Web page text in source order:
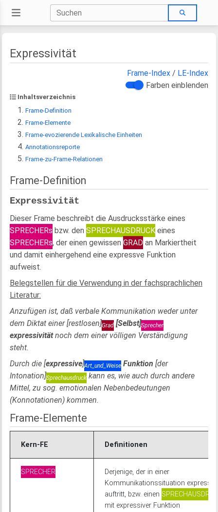
Expressivität
Frame-Index / LE-Index
Farben einblenden
Inhaltsverzeichnis
Frame-Definition
Frame-Elemente
Frame-evozierende Lexikalische Einheiten
Annotationsreporte
Frame-zu-Frame-Relationen
Frame-Definition
Expressivität
Dieser Frame beschreibt die Ausdrucksstärke eines
SPRECHERs bzw. den SPRECHAUSDRUCK eines
SPRECHERs, der einen gewissen GRAD an Markiertheit
und damit einhergehend eine expressve Funktion
aufweist.
Belegstellen für die Verwendung in der fachsprachlichen
Literatur:
Anzufügen ist, daß verbale Kommunikation weder unter
dem Diktat einer [restlosen]Grad [Selbst]Sprecher
expressivitätnoch dem einer völligen Verständigung
steht.
Durch die [expressive]Art_und_Weise Funktion [der
Intonation]Sprechausdruck kann es, wie auch durch andere
Mittel, zu sog. emotionalen Nebenbedeutungen
(Konnotationen) kommen.
Frame-Elemente
Kern-FE Definitionen
SPRECHER
Derjenige, der in einer
Kommunikationssituation expressiv
auftritt, bzw. einen
mit expressiver Funktion